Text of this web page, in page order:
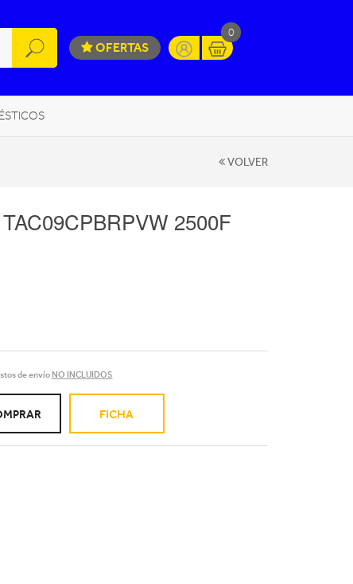
OFERTAS
0
MOVILIDAD URBANAVOLVER
2500F
de envíoNO INCLUIDOS
FICHA